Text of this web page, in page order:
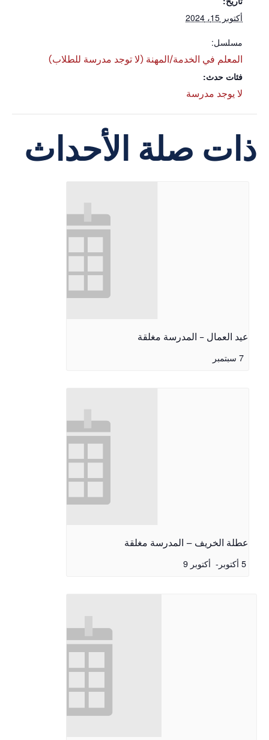
أكتوبر 15، 2024
مسلسل:
المعلم في الخدمة/المهنة (لا توجد مدرسة للطلاب)
فئات حدث:
لا يوجد مدرسة
ذات صلة الأحداث
عيد العمال - المدرسة مغلقة
7 سبتمبر
عطلة الخريف – المدرسة مغلقة
5 أكتوبر
- أكتوبر 9